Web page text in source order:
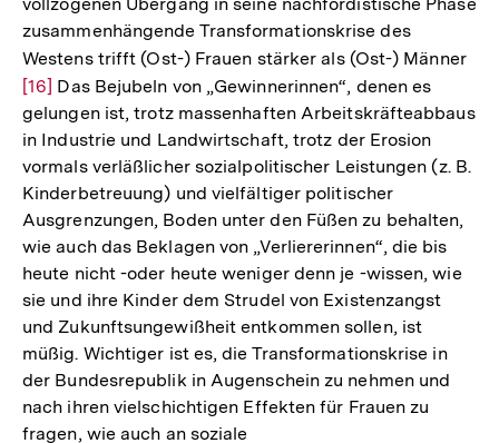
zusammenhängende Transformationskrise des
Westens trifft (Ost-) Frauen stärker als (Ost-) MännerZur
der
[16] Das Bejubeln von „Gewinnerinnen“, denen es
gelungen ist, trotz massenhaften Arbeitskräfteabbaus
in Industrie und Landwirtschaft, trotz der Erosion
vormals verläßlicher sozialpolitischer Leistungen (z. B.
Kinderbetreuung) und vielfältiger politischer
Ausgrenzungen, Boden unter den Füßen zu behalten,
wie auch das Beklagen von „Verliererinnen“, die bis
heute nicht -oder heute weniger denn je -wissen, wie
sie und ihre Kinder dem Strudel von Existenzangst
und Zukunftsungewißheit entkommen sollen, ist
müßig. Wichtiger ist es, die Transformationskrise in
der Bundesrepublik in Augenschein zu nehmen und
nach ihren vielschichtigen Effekten für Frauen zu
fragen, wie auch an soziale